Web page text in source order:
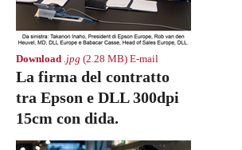
Download .jpg (2.28 MB) E-mail
La firma del contratto
tra Epson e DLL 300dpi
15cm con dida.